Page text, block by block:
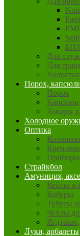
БПЗ
Для
Для
Порох,
Порох
Капсюли
Товары
Холодное
Оптика
Приборы
Страйкбол
Амуниция,
Кейсы и
Кобуры
Тубусы
Чехлы
Луки, арбалеты